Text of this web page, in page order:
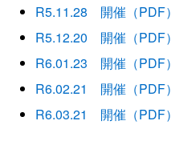
R5.11.28 開催（PDF）
R5.12.20 開催（PDF）
R6.01.23 開催（PDF）
R6.02.21 開催（PDF）
R6.03.21 開催（PDF）